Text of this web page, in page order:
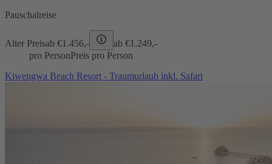
Pauschalreise
Alter Preisab €1.456,- ab €1.249,-
pro PersonPreis pro Person
Kiwengwa Beach Resort - Traumurlaub inkl. Safari